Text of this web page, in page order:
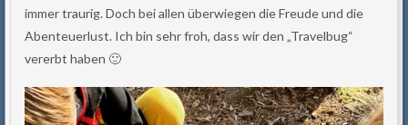
immer traurig. Doch bei allen überwiegen die Freude und die
Abenteuerlust. Ich bin sehr froh, dass wir den „Travelbug“
vererbt haben 🙂